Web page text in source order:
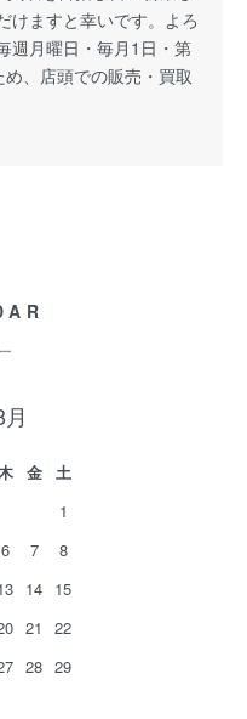
けますと幸いです。よろ
週月曜日・毎月1日・第
、店頭での販売・買取
金
土
1
6 7
8
14 15
21
22
28 29